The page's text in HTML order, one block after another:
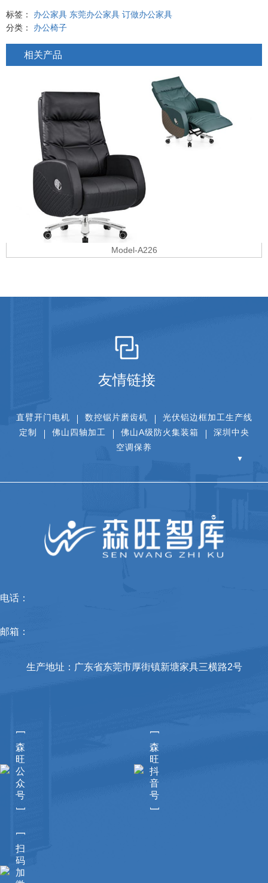
标签： 办公家具 东莞办公家具 订做办公家具
分类： 办公椅子
相关产品
Model-A226
友情链接
直臂开门电机 数控锯片磨齿机
光伏铝边框加工生产线
定制
佛山四轴加工 佛山A级防火集装箱
深圳中央
空调保养
▼
电话：
邮箱：
生产地址：广东省东莞市厚街镇新塘家具三横路2号
[
森
旺
公
众
号
]
[
森
旺
抖
音
号
]
[
扫
码
加